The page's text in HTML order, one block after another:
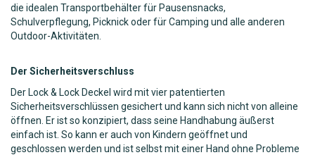
die idealen Transportbehälter für Pausensnacks,
Schulverpflegung, Picknick oder für Camping und alle anderen
Outdoor-Aktivitäten.
Der Sicherheitsverschluss
Der Lock & Lock Deckel wird mit vier patentierten
Sicherheitsverschlüssen gesichert und kann sich nicht von alleine
öffnen. Er ist so konzipiert, dass seine Handhabung äußerst
einfach ist. So kann er auch von Kindern geöffnet und
geschlossen werden und ist selbst mit einer Hand ohne Probleme